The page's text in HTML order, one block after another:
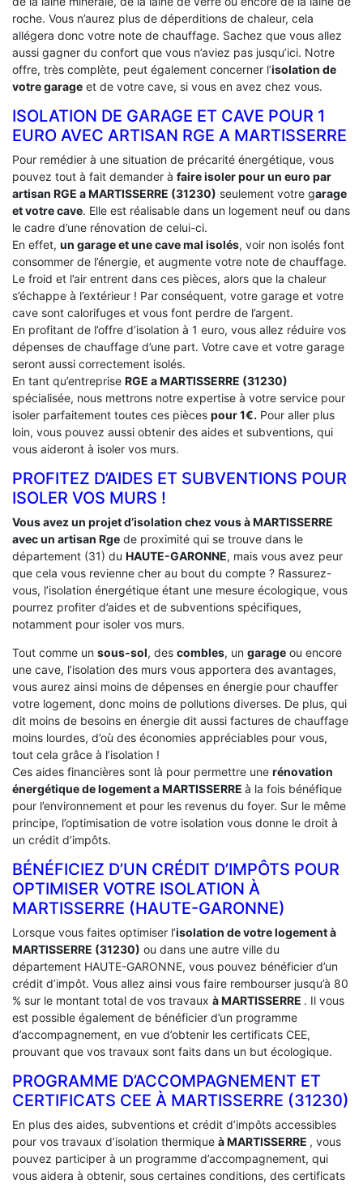
roche. Vous n’aurez plus de déperditions de chaleur, cela
allégera donc votre note de chauffage. Sachez que vous allez
aussi gagner du confort que vous n’aviez pas jusqu’ici. Notre
offre, très complète, peut également concerner l’isolation de
votre garage et de votre cave, si vous en avez chez vous.
ISOLATION DE GARAGE ET CAVE POUR 1
EURO AVEC ARTISAN RGE A MARTISSERRE
Pour remédier à une situation de précarité énergétique, vous
pouvez tout à fait demander à faire isoler pour un euro par
artisan RGE a MARTISSERRE (31230) seulement votre garage
et votre cave. Elle est réalisable dans un logement neuf ou dans
le cadre d’une rénovation de celui-ci.
En effet, un garage et une cave mal isolés, voir non isolés font
consommer de l’énergie, et augmente votre note de chauffage.
Le froid et l’air entrent dans ces pièces, alors que la chaleur
s’échappe à l’extérieur ! Par conséquent, votre garage et votre
cave sont calorifuges et vous font perdre de l’argent.
En profitant de l’offre d’isolation à 1 euro, vous allez réduire vos
dépenses de chauffage d’une part. Votre cave et votre garage
seront aussi correctement isolés.
En tant qu’entreprise RGE a MARTISSERRE (31230)
spécialisée, nous mettrons notre expertise à votre service pour
isoler parfaitement toutes ces pièces pour 1€. Pour aller plus
loin, vous pouvez aussi obtenir des aides et subventions, qui
vous aideront à isoler vos murs.
PROFITEZ D’AIDES ET SUBVENTIONS POUR
ISOLER VOS MURS !
Vous avez un projet d’isolation chez vous à MARTISSERRE
avec un artisan Rge de proximité qui se trouve dans le
département (31) du HAUTE-GARONNE, mais vous avez peur
que cela vous revienne cher au bout du compte ? Rassurez-
vous, l’isolation énergétique étant une mesure écologique, vous
pourrez profiter d’aides et de subventions spécifiques,
notamment pour isoler vos murs.
Tout comme un sous-sol, des combles, un garage ou encore
une cave, l’isolation des murs vous apportera des avantages,
vous aurez ainsi moins de dépenses en énergie pour chauffer
votre logement, donc moins de pollutions diverses. De plus, qui
dit moins de besoins en énergie dit aussi factures de chauffage
moins lourdes, d’où des économies appréciables pour vous,
tout cela grâce à l’isolation !
Ces aides financières sont là pour permettre une rénovation
énergétique de logement aMARTISSERRE à la fois bénéfique
pour l’environnement et pour les revenus du foyer. Sur le même
principe, l’optimisation de votre isolation vous donne le droit à
un crédit d’impôts.
BÉNÉFICIEZ D’UN CRÉDIT D’IMPÔTS POUR
OPTIMISER VOTRE ISOLATION À
‎MARTISSERRE (HAUTE-GARONNE)
Lorsque vous faites optimiser l’isolation de votre logement à
MARTISSERRE (31230) ou dans une autre ville du
département HAUTE-GARONNE, vous pouvez bénéficier d’un
crédit d’impôt. Vous allez ainsi vous faire rembourser jusqu’à 80
% sur le montant total de vos travaux à MARTISSERRE . Il vous
est possible également de bénéficier d’un programme
d’accompagnement, en vue d’obtenir les certificats CEE,
prouvant que vos travaux sont faits dans un but écologique.
PROGRAMME D’ACCOMPAGNEMENT ET
CERTIFICATS CEE À ‎MARTISSERRE (31230)
En plus des aides, subventions et crédit d’impôts accessibles
pour vos travaux d’isolation thermique à MARTISSERRE , vous
pouvez participer à un programme d’accompagnement, qui
vous aidera à obtenir, sous certaines conditions, des certificats